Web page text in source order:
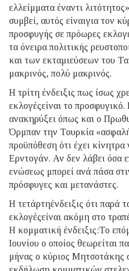
ελλείμματα έναντι
συμβεί, αυτός είναιγια τον
προσφυγής σε πρόωρες
τα όνειρα πολιτικής
και των εκταμιεύσεων του
μακρινός, πολύ μακρινός.
Η τρίτη ένδειξις πως ίσως
εκλογέςείναι το
ανακηρύξει όπως και ο
Όρμπαν την Τουρκία
προϋπόθεση ότι έχει
Ερντογάν. Αν δεν λάβει όσα
ενώσεως μπορεί ανά πάσα
πρόσφυγες και μετανάστες.
Η τετάρτηένδειξις ότι παρά
εκλογέςείναι ακόμη στο
Η κομματική ένδειξις:Το
Ιουνίου ο οποίος θεωρείται
μήνας ο κύριος Μητσοτάκης